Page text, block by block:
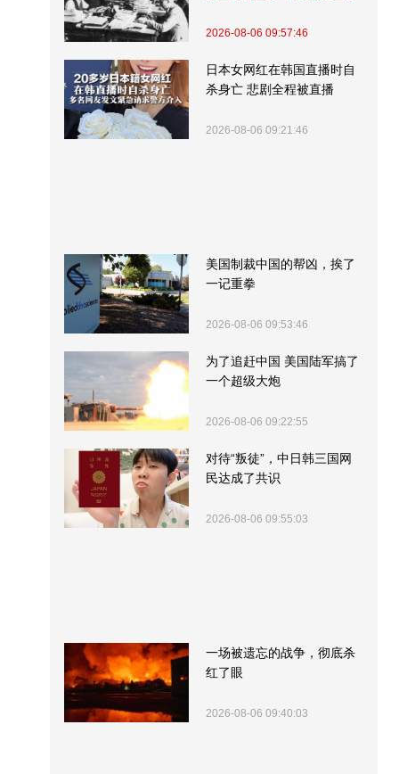
2026-08-06 09:57:46
日本女网红在韩国直播时自
杀身亡 悲剧全程被直播
2026-08-06 09:21:46
美国制裁中国的帮凶，挨了
一记重拳
2026-08-06 09:53:46
为了追赶中国 美国陆军搞了
一个超级大炮
2026-08-06 09:22:55
对待“叛徒”，中日韩三国网
民达成了共识
2026-08-06 09:55:03
一场被遗忘的战争，彻底杀
红了眼
2026-08-06 09:40:03